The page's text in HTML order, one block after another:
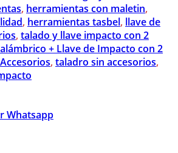
, herramientas con maletin,
, herramientas tasbel, llave de
, talado y llave impacto con 2
+ Llave de Impacto con 2
, taladro sin accesorios,
Whatsapp